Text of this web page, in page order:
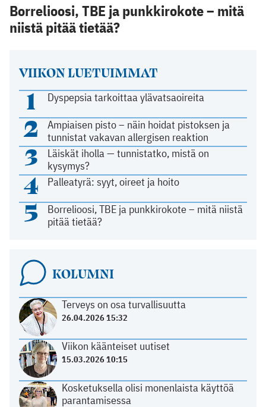
VIIKON LUETUIMMAT
1 Dyspepsia tarkoittaa ylävatsaoireita
2
Ampiaisen pisto – näin hoidat pistoksen ja
tunnistat vakavan allergisen reaktion
3
Läiskät iholla — tunnistatko, mistä on
kysymys?
4 Palleatyrä: syyt, oireet ja hoito
5
Borrelioosi, TBE ja punkkirokote – mitä niistä
pitää tietää?
KOLUMNI
Terveys on osa turvallisuutta
26.04.2026 15:32
Viikon käänteiset uutiset
15.03.2026 10:15
Kosketuksella olisi monenlaista käyttöä
parantamisessa
Borrelioosi, TBE ja punkkirokote – mitä
niistä pitää tietää?